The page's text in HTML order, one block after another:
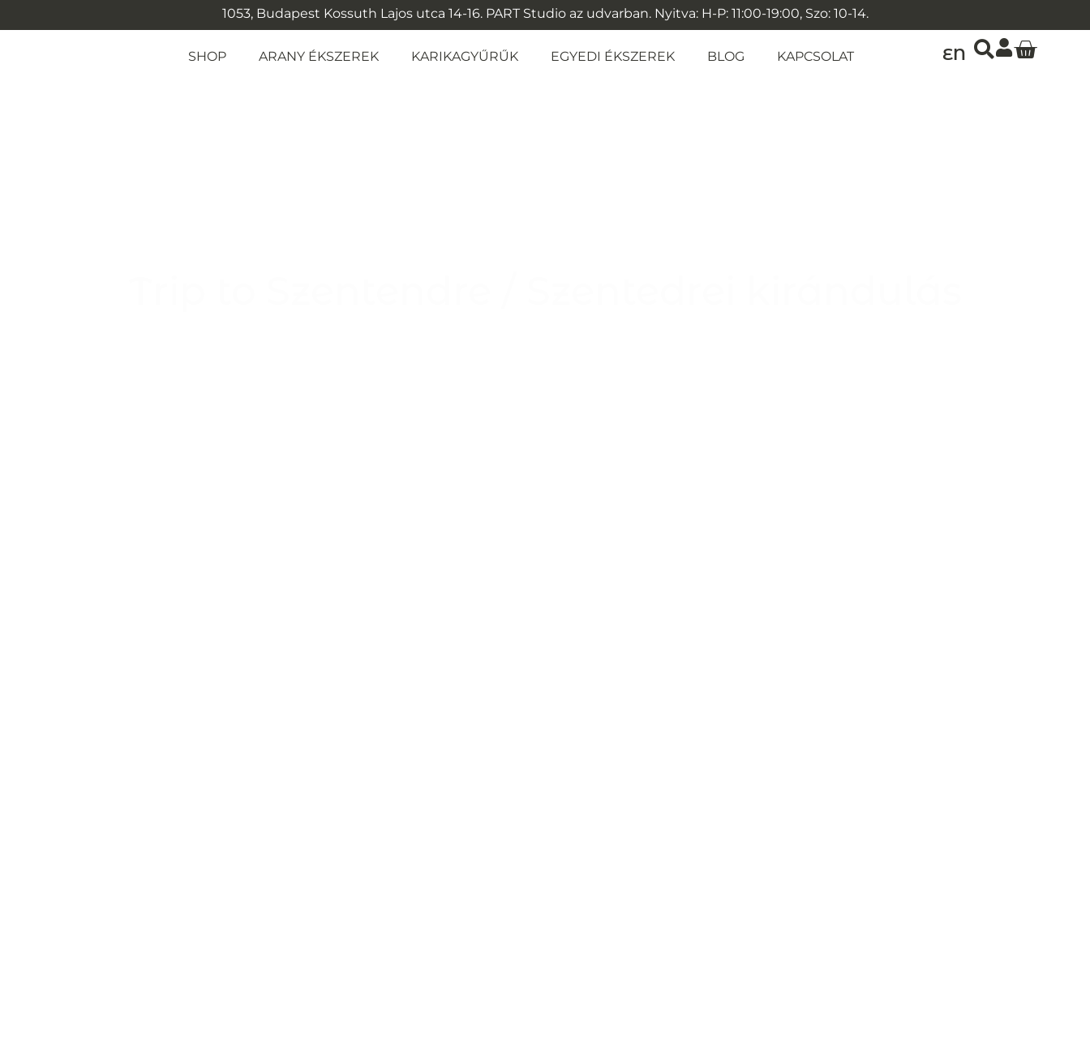
1053, Budapest Kossuth Lajos utca 14-16. PART Studio az udvarban. Nyitva: H-P: 11:00-19:00, Szo: 10-14.
SHOP ARANY ÉKSZEREK KARIKAGYŰRŰK EGYEDI ÉKSZEREK BLOG KAPCSOLAT EN